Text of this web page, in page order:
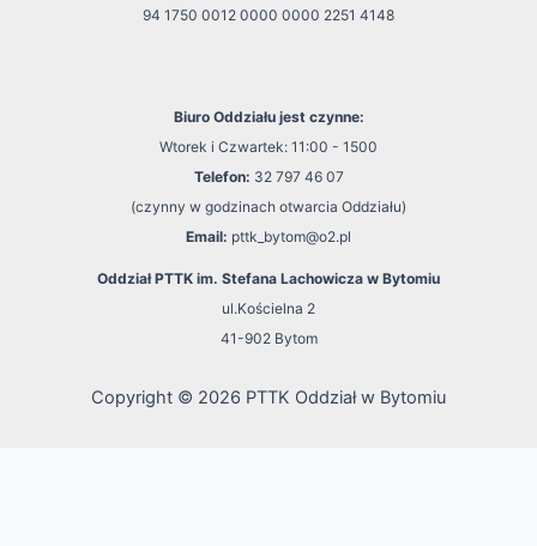
94 1750 0012 0000 0000 2251 4148
Biuro Oddziału jest czynne:
Wtorek i Czwartek: 11:00 - 1500
Telefon: 32 797 46 07
(czynny w godzinach otwarcia Oddziału)
Email: pttk_bytom@o2.pl
Oddział PTTK im. Stefana Lachowicza w Bytomiu
ul.Kościelna 2
41-902 Bytom
Copyright © 2026 PTTK Oddział w Bytomiu